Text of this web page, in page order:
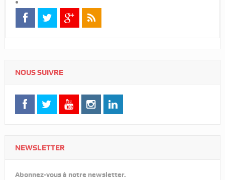
NOUS SUIVRE
NEWSLETTER
Abonnez-vous à notre newsletter.